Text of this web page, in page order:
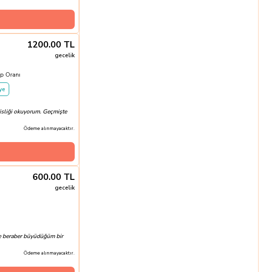
1200.00 TL
gecelik
Oranı
okuyorum. Geçmişte
Ödeme alınmayacaktır.
600.00 TL
gecelik
beraber büyüdüğüm bir
Ödeme alınmayacaktır.